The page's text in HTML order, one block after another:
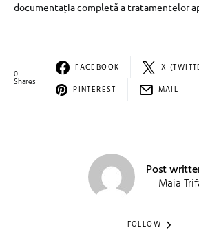
documentația completă a tratamentelor
0
Shares
FACEBOOK
X
PINTEREST
MAIL
Post
Maia
FOLLOW